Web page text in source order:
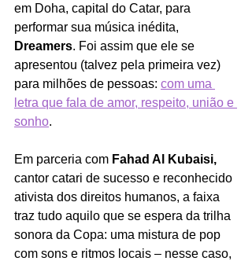
em Doha, capital do Catar, para
performar sua música inédita,
Dreamers. Foi assim que ele se
apresentou (talvez pela primeira vez)
para milhões de pessoas: com uma
letra que fala de amor, respeito, união e
sonho.
Em parceria com Fahad Al Kubaisi,
cantor catari de sucesso e reconhecido
ativista dos direitos humanos, a faixa
traz tudo aquilo que se espera da trilha
sonora da Copa: uma mistura de pop
com sons e ritmos locais – nesse caso,